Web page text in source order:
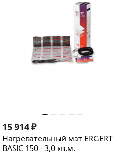
15 914 ₽
Нагревательный мат ERGERT
BASIC 150 - 3,0 кв.м.